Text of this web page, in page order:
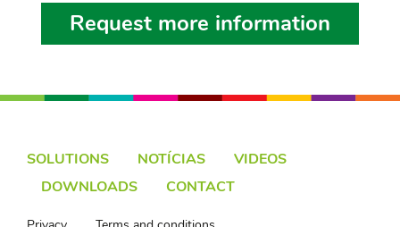
Request more information
SOLUTIONS NOTÍCIAS
VIDEOS
DOWNLOADS
CONTACT